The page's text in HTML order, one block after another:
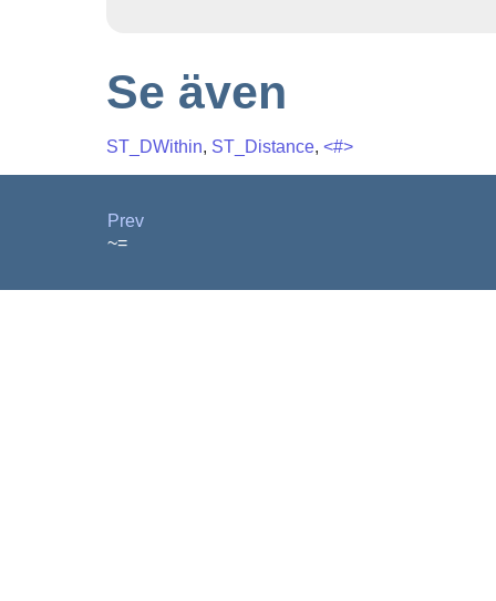
Se även
ST_DWithin, ST_Distance, <#>
Prev
~=